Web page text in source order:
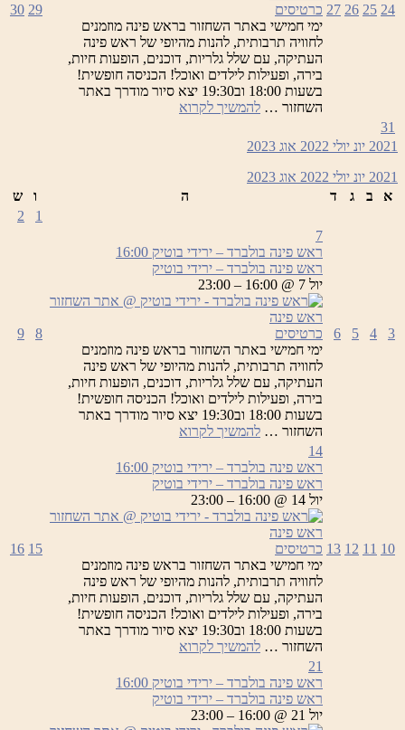
24
25
26
27 כרטיסים
ימי חמישי באתר השחזור בראש פינה מוזמנים
לחוויה תרבותית, להנות מהיופי של ראש פינה
העתיקה, עם שלל גלריות, דוכנים, הופעות חיות,
בירה, ופעילות לילדים ואוכל! הכניסה חופשית!
בשעות 18:00 וב19:30 יצא סיור מודרך באתר
השחזור … להמשיך לקרוא
29
30
31
2021 יונ יולי 2022 אוג 2023
2021 יונ יולי 2022 אוג 2023
א
ב ג ד ה ו
ש
1
2
3
4
5
6
7
ראש פינה בולברד – ירידי בוטיק 16:00
ראש פינה בולברד – ירידי בוטיק
יול 7 @ 16:00 – 23:00
כרטיסים
ימי חמישי באתר השחזור בראש פינה מוזמנים
לחוויה תרבותית, להנות מהיופי של ראש פינה
העתיקה, עם שלל גלריות, דוכנים, הופעות חיות,
בירה, ופעילות לילדים ואוכל! הכניסה חופשית!
בשעות 18:00 וב19:30 יצא סיור מודרך באתר
השחזור … להמשיך לקרוא
בולברד
–
ירידי
בוטיק
8
9
10
11
12
13
14
ראש פינה בולברד – ירידי בוטיק 16:00
ראש פינה בולברד – ירידי בוטיק
יול 14 @ 16:00 – 23:00
כרטיסים
ימי חמישי באתר השחזור בראש פינה מוזמנים
לחוויה תרבותית, להנות מהיופי של ראש פינה
העתיקה, עם שלל גלריות, דוכנים, הופעות חיות,
בירה, ופעילות לילדים ואוכל! הכניסה חופשית!
בשעות 18:00 וב19:30 יצא סיור מודרך באתר
השחזור … להמשיך לקרוא
בולברד
–
ירידי
בוטיק
15
16
21
ראש פינה בולברד – ירידי בוטיק 16:00
ראש פינה בולברד – ירידי בוטיק
יול 21 @ 16:00 – 23:00